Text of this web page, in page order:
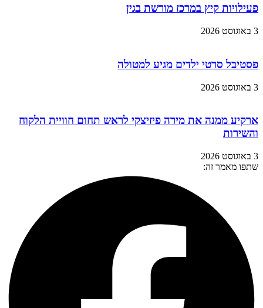
פעילויות קיץ במרכז מורשת בגין
3 באוגוסט 2026
פסטיבל סרטי ילדים מגיע למטולה
3 באוגוסט 2026
ארקיע ממנה את מירה פיזיצקי לראש תחום חוויית הלקוח
והשירות
3 באוגוסט 2026
שתפו מאמר זה: